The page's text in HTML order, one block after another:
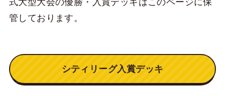
式大型大会の優勝・入賞デッキはこのページに保
管しております。
シティリーグ入賞デッキ